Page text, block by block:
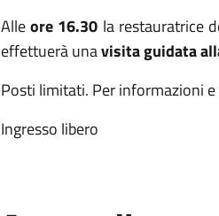
Alleore 16.30 la restauratrice
effettuerà unavisita guidata
Posti limitati. Per informazioni
Ingresso libero